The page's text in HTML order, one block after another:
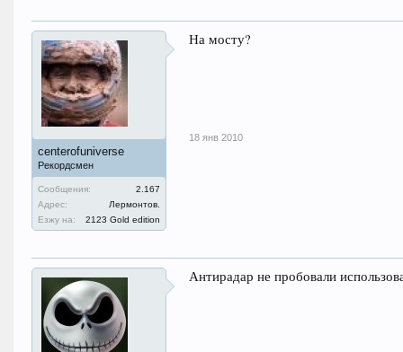
centerofuniverse
Рекордсмен
Сообщения:
2.167
Адрес:
Лермонтов.
Езжу на:
2123 Gold edition
На мосту?
18 янв 2010
Антирадар не пробовали